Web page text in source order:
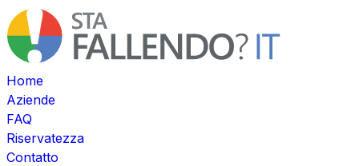
Home
Aziende
FAQ
Riservatezza
Contatto